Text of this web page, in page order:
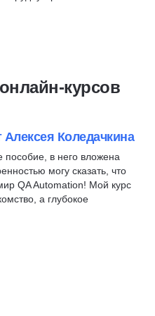
курсов
Коледачкина
пособие, в него вложена
могу сказать, что
QA Automation! Мой курс
а глубокое